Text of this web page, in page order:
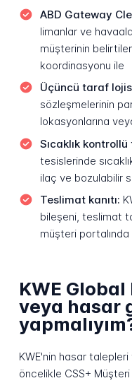
ABD Gateway
limanlar ve
müşterinin
koordinasyonu ile
Üçüncü taraf
sözleşmelerinin
lokasyonlarına
Sıcaklık
tesislerinde
ilaç ve bozulabilir
Teslimat kanıtı:
bileşeni, teslimat
müşteri
KWE
veya hasar
KWE'nin hasar
öncelikle CSS+